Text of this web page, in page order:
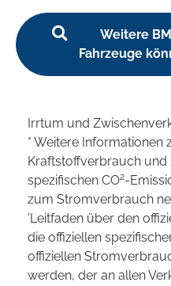
Weitere
Fahrzeuge
Irrtum und
* Weitere Informationen
Kraftstoffverbrauch und
spezifischen CO2-
zum Stromverbrauch
'Leitfaden über den
die offiziellen
offiziellen
werden, der an allen